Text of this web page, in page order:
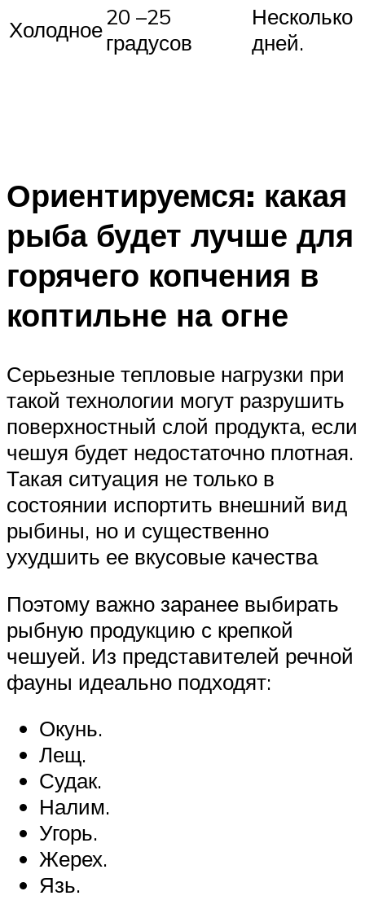
Холодное20 –25
градусов
Несколько
дней.
Ориентируемся: какая
рыба будет лучше для
горячего копчения в
коптильне на огне
Серьезные тепловые нагрузки при
такой технологии могут разрушить
поверхностный слой продукта, если
чешуя будет недостаточно плотная.
Такая ситуация не только в
состоянии испортить внешний вид
рыбины, но и существенно
ухудшить ее вкусовые качества
Поэтому важно заранее выбирать
рыбную продукцию с крепкой
чешуей. Из представителей речной
фауны идеально подходят:
Окунь.
Лещ.
Судак.
Налим.
Угорь.
Жерех.
Язь.